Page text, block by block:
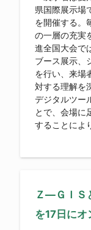
県国際展示場
を開催する。
の一層の充実
進全国大会で
ブース展示、
を行い、来場
対する理解を
デジタルツー
とで、会場に
することによ
Ｚ―ＧＩＳ
を17日にオ